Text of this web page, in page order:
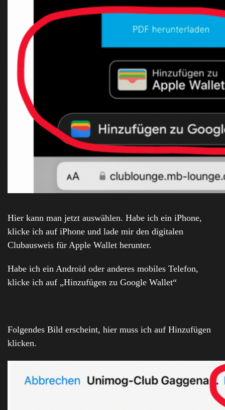
Hier kann man jetzt auswählen. Habe ich ein iPhone,
klicke ich auf iPhone und lade mir den digitalen
Clubausweis für Apple Wallet herunter.
Habe ich ein Android oder anderes mobiles Telefon,
klicke ich auf „Hinzufügen zu Google Wallet“
Folgendes Bild erscheint, hier muss ich auf Hinzufügen
klicken.